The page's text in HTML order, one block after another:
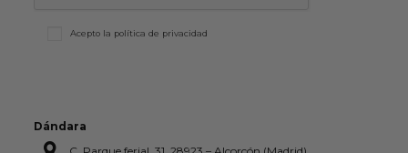
Acepto la política de privacidad
Dándara